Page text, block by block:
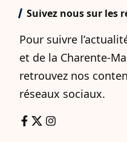
Suivez nous sur les
Pour suivre
et de la Charente-
retrouvez nos
réseaux sociaux.